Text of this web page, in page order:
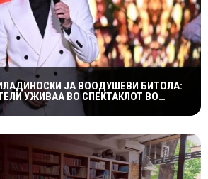
ЈА ВООДУШЕВИ БИТОЛА:
УЖИВАА ВО СПЕКТАКЛОТ ВО